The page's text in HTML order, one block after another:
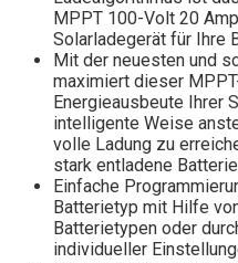
MPPT 100-Volt 20
Solarladegerät für Ihre
Mit der neuesten und
maximiert dieser
Energieausbeute Ihrer
intelligente Weise
volle Ladung zu
stark entladene
Einfache
Batterietyp mit Hilfe
Batterietypen oder
individueller